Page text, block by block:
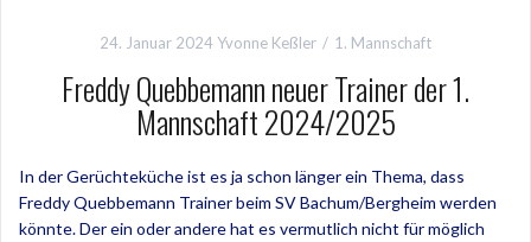
24. Januar 2024Yvonne Keßler 1. Mannschaft
Freddy Quebbemann neuer Trainer der 1.
Mannschaft 2024/2025
In der Gerüchteküche ist es ja schon länger ein Thema, dass
Freddy Quebbemann Trainer beim SV Bachum/Bergheim werden
könnte. Der ein oder andere hat es vermutlich nicht für möglich